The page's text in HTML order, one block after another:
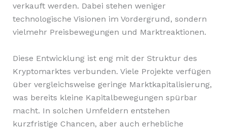
verkauft werden. Dabei stehen weniger
technologische Visionen im Vordergrund, sondern
vielmehr Preisbewegungen und Marktreaktionen.
Diese Entwicklung ist eng mit der Struktur des
Kryptomarktes verbunden. Viele Projekte verfügen
über vergleichsweise geringe Marktkapitalisierung,
was bereits kleine Kapitalbewegungen spürbar
macht. In solchen Umfeldern entstehen
kurzfristige Chancen, aber auch erhebliche